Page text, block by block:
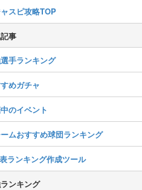
スピ攻略TOP
事
手ランキング
めガチャ
のイベント
ムおすすめ球団ランキング
ランキング作成ツール
ンキング